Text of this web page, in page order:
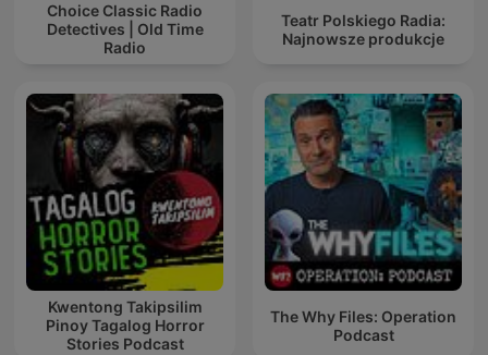
Choice Classic Radio
Detectives | Old Time
Radio
Teatr Polskiego Radia:
Najnowsze produkcje
Kwentong Takipsilim
Pinoy Tagalog Horror
Stories Podcast
The Why Files: Operation
Podcast